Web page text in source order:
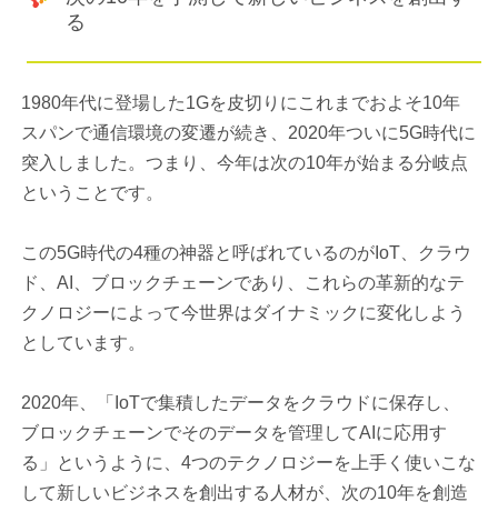
る
1980年代に登場した1Gを皮切りにこれまでおよそ10年
スパンで通信環境の変遷が続き、2020年ついに5G時代に
突入しました。つまり、今年は次の10年が始まる分岐点
ということです。
この5G時代の4種の神器と呼ばれているのがIoT、クラウ
ド、AI、ブロックチェーンであり、これらの革新的なテ
クノロジーによって今世界はダイナミックに変化しよう
としています。
2020年、「IoTで集積したデータをクラウドに保存し、
ブロックチェーンでそのデータを管理してAIに応用す
る」というように、4つのテクノロジーを上手く使いこな
して新しいビジネスを創出する人材が、次の10年を創造